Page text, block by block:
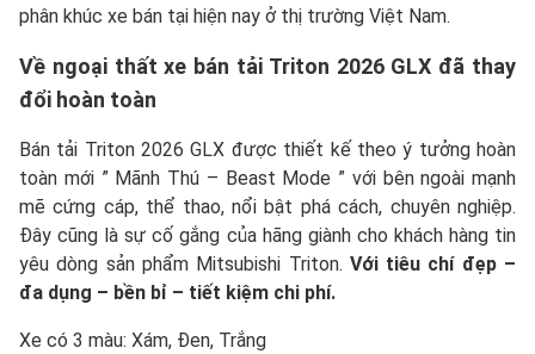
phân khúc xe bán tại hiện nay ở thị trường Việt Nam.
Về ngoại thất xe bán tải Triton 2026 GLX đã thay
đổi hoàn toàn
Bán tải Triton 2026 GLX được thiết kế theo ý tưởng hoàn
toàn mới ” Mãnh Thú – Beast Mode ” với bên ngoài mạnh
mẽ cứng cáp, thể thao, nổi bật phá cách, chuyên nghiệp.
Đây cũng là sự cố gắng của hãng giành cho khách hàng tin
yêu dòng sản phẩm Mitsubishi Triton. Với tiêu chí đẹp –
đa dụng – bền bỉ – tiết kiệm chi phí.
Xe có 3 màu: Xám, Đen, Trắng